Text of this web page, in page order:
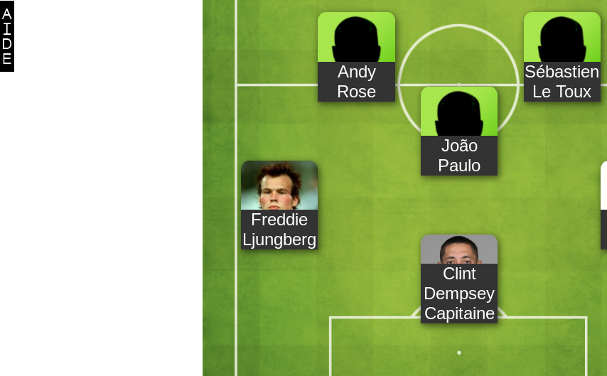
Andy
Rose
Sébastien
Le Toux
João
Paulo
Freddie
Ljungberg
Clint
Dempsey
Capitaine